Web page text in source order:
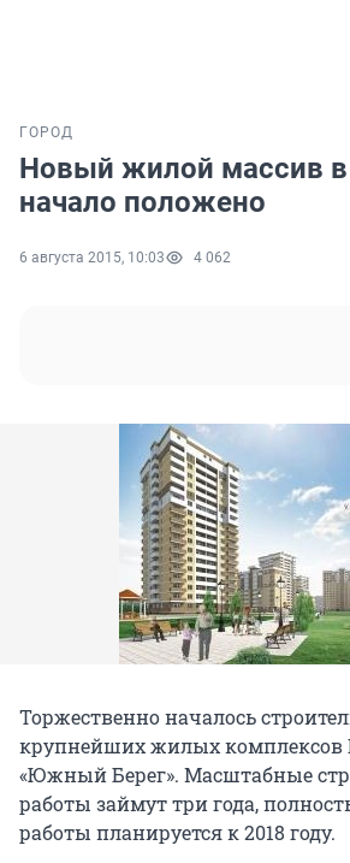
ГОРОД
Новый жилой массив в
начало положено
6 августа 2015, 10:03 4 062
Торжественно началось
крупнейших жилых комплексов
«Южный Берег». Масштабные
работы займут три года,
работы планируется к 2018 году.